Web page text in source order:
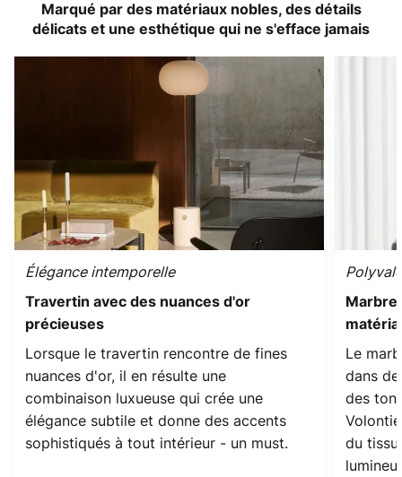
Marqué par des matériaux nobles, des détails
délicats et une esthétique qui ne s'efface jamais
Élégance intemporelle
Travertin avec des nuances d'or
précieuses
Lorsque le travertin rencontre de fines
nuances d'or, il en résulte une
combinaison luxueuse qui crée une
élégance subtile et donne des accents
sophistiqués à tout intérieur - un must.
Marbre
Le
dans
des
du